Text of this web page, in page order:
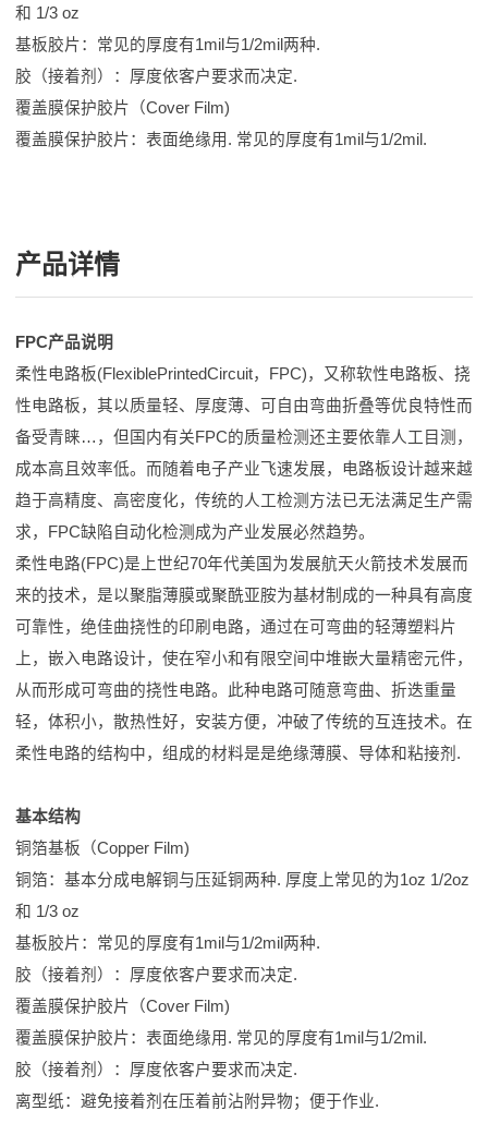
和 1/3 oz
基板胶片：常见的厚度有1mil与1/2mil两种.
胶（接着剂）：厚度依客户要求而决定.
覆盖膜保护胶片（Cover Film)
覆盖膜保护胶片：表面绝缘用. 常见的厚度有1mil与1/2mil.
产品详情
FPC产品说明
柔性电路板(FlexiblePrintedCircuit，FPC)，又称软性电路板、挠
性电路板，其以质量轻、厚度薄、可自由弯曲折叠等优良特性而
备受青睐…，但国内有关FPC的质量检测还主要依靠人工目测，
成本高且效率低。而随着电子产业飞速发展，电路板设计越来越
趋于高精度、高密度化，传统的人工检测方法已无法满足生产需
求，FPC缺陷自动化检测成为产业发展必然趋势。
柔性电路(FPC)是上世纪70年代美国为发展航天火箭技术发展而
来的技术，是以聚脂薄膜或聚酰亚胺为基材制成的一种具有高度
可靠性，绝佳曲挠性的印刷电路，通过在可弯曲的轻薄塑料片
上，嵌入电路设计，使在窄小和有限空间中堆嵌大量精密元件，
从而形成可弯曲的挠性电路。此种电路可随意弯曲、折迭重量
轻，体积小，散热性好，安装方便，冲破了传统的互连技术。在
柔性电路的结构中，组成的材料是是绝缘薄膜、导体和粘接剂.
基本结构
铜箔基板（Copper Film)
铜箔：基本分成电解铜与压延铜两种. 厚度上常见的为1oz 1/2oz
和 1/3 oz
基板胶片：常见的厚度有1mil与1/2mil两种.
胶（接着剂）：厚度依客户要求而决定.
覆盖膜保护胶片（Cover Film)
覆盖膜保护胶片：表面绝缘用. 常见的厚度有1mil与1/2mil.
胶（接着剂）：厚度依客户要求而决定.
离型纸：避免接着剂在压着前沾附异物；便于作业.